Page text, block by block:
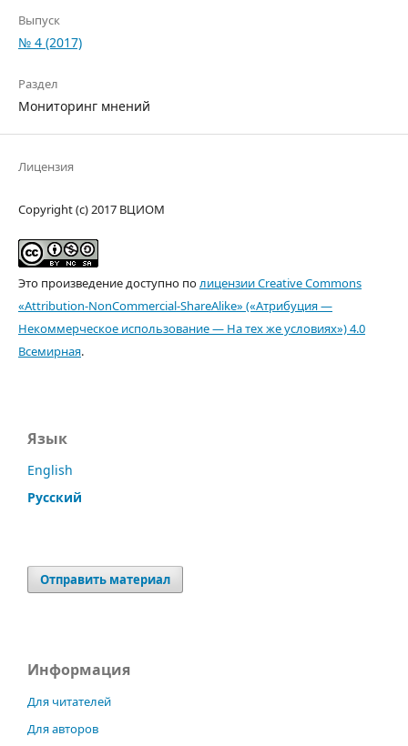
Выпуск
№ 4 (2017)
Раздел
Мониторинг мнений
Лицензия
Copyright (c) 2017 ВЦИОМ
Это произведение доступно полицензии Creative Commons
«Attribution-NonCommercial-ShareAlike» («Атрибуция —
Некоммерческое использование — На тех же условиях») 4.0
Всемирная.
Язык
English
Русский
Отправить материал
Информация
Для читателей
Для авторов